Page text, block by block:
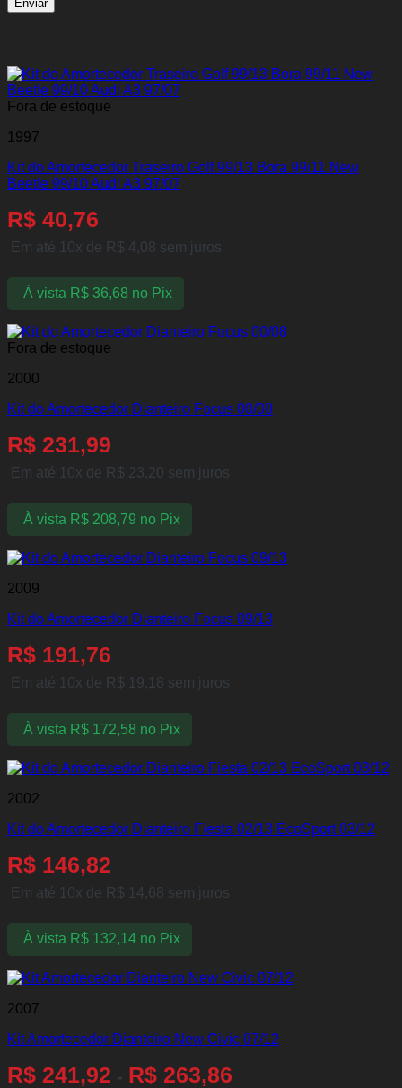
Fora de estoque
1997
Kit do Amortecedor Traseiro Golf 99/13 Bora 99/11 New
Beetle 99/10 Audi A3 97/07
R$ 40,76
Em até 10x de R$ 4,08 sem juros
À vista R$36,68 no Pix
Fora de estoque
2000
Kit do Amortecedor Dianteiro Focus 00/08
R$ 231,99
Em até 10x de R$ 23,20 sem juros
À vista R$208,79 no Pix
2009
Kit do Amortecedor Dianteiro Focus 09/13
R$ 191,76
Em até 10x de R$ 19,18 sem juros
À vista R$172,58 no Pix
2002
Kit do Amortecedor Dianteiro Fiesta 02/13 EcoSport 03/12
R$ 146,82
Em até 10x de R$ 14,68 sem juros
À vista R$132,14 no Pix
2007
Kit Amortecedor Dianteiro New Civic 07/12
R$ 241,92 - R$ 263,86